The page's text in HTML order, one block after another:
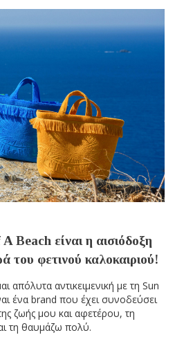
Beach είναι η αισιόδοξη
του φετινού καλοκαιριού!
απόλυτα αντικειμενική με τη Sun
ένα brand που έχει συνοδεύσει
ζωής μου και αφετέρου, τη
τη θαυμάζω πολύ.